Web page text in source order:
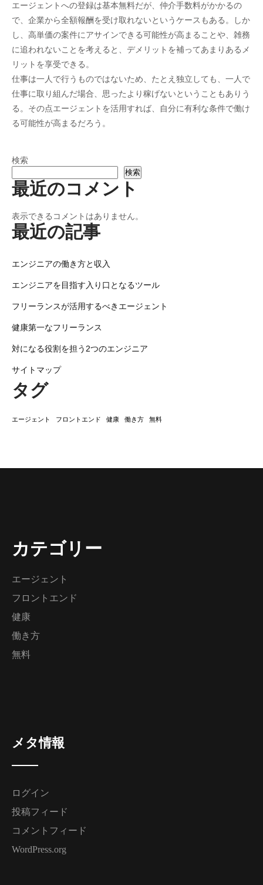
エージェントへの登録は基本無料だが、仲介手数料がかかるの
で、企業から全額報酬を受け取れないというケースもある。しか
し、高単価の案件にアサインできる可能性が高まることや、雑務
に追われないことを考えると、デメリットを補ってあまりあるメ
リットを享受できる。
仕事は一人で行うものではないため、たとえ独立しても、一人で
仕事に取り組んだ場合、思ったより稼げないということもありう
る。その点エージェントを活用すれば、自分に有利な条件で働け
る可能性が高まるだろう。
検索
検索
最近のコメント
表示できるコメントはありません。
最近の記事
エンジニアの働き方と収入
エンジニアを目指す入り口となるツール
フリーランスが活用するべきエージェント
健康第一なフリーランス
対になる役割を担う2つのエンジニア
サイトマップ
タグ
エージェント フロントエンド 健康 働き方 無料
カテゴリー
エージェント
フロントエンド
健康
働き方
無料
メタ情報
ログイン
投稿フィード
コメントフィード
WordPress.org